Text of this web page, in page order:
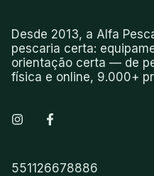
Desde 2013, a Alfa
pescaria certa:
orientação certa — de
física e online, 9.000+
551126678886